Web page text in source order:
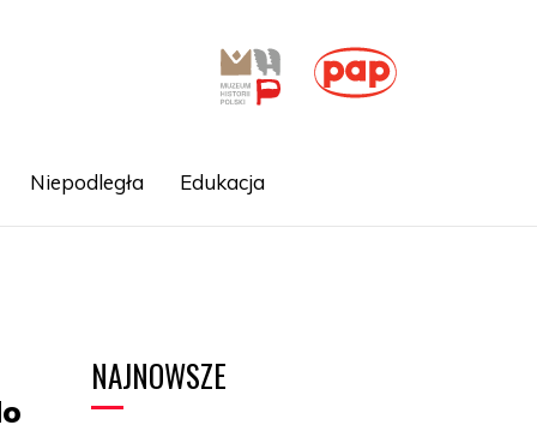
Niepodległa Edukacja
NAJNOWSZE